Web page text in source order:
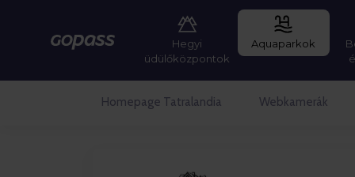
Gopass
Hegyi
üdülőközpontok
Aquaparkok
Homepage Tatralandia Webkamerák